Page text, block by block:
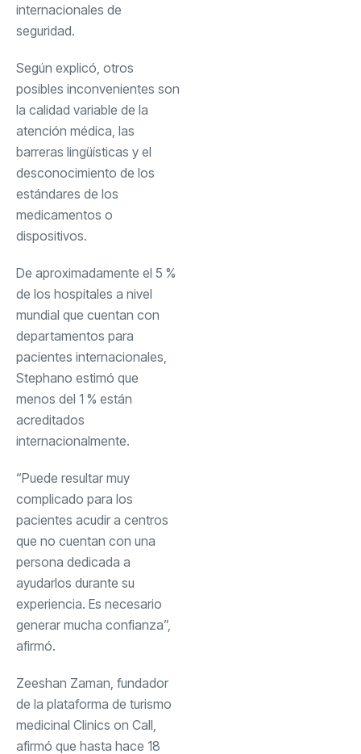
internacionales de
seguridad.
Según explicó, otros
posibles inconvenientes son
la calidad variable de la
atención médica, las
barreras lingüísticas y el
desconocimiento de los
estándares de los
medicamentos o
dispositivos.
De aproximadamente el 5 %
de los hospitales a nivel
mundial que cuentan con
departamentos para
pacientes internacionales,
Stephano estimó que
menos del 1 % están
acreditados
internacionalmente.
“Puede resultar muy
complicado para los
pacientes acudir a centros
que no cuentan con una
persona dedicada a
ayudarlos durante su
experiencia. Es necesario
generar mucha confianza”,
afirmó.
Zeeshan Zaman, fundador
de la plataforma de turismo
medicinal Clinics on Call,
afirmó que hasta hace 18